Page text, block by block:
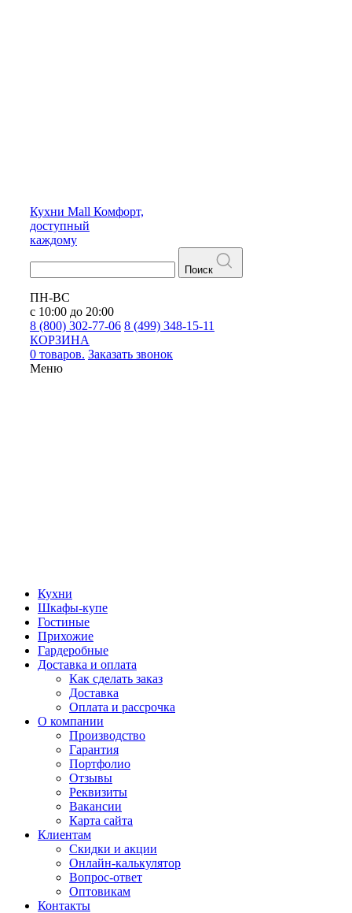
Кухни Mall Комфорт,
доступный
каждому
Поиск
ПН-ВС
с 10:00 до 20:00
8 (800) 302-77-06 8 (499) 348-15-11
КОРЗИНА
0 товаров. Заказать звонок
Меню
Кухни
Шкафы-купе
Гостиные
Прихожие
Гардеробные
Доставка и оплата
Как сделать заказ
Доставка
Оплата и рассрочка
О компании
Производство
Гарантия
Портфолио
Отзывы
Реквизиты
Вакансии
Карта сайта
Клиентам
Скидки и акции
Онлайн-калькулятор
Вопрос-ответ
Оптовикам
Контакты